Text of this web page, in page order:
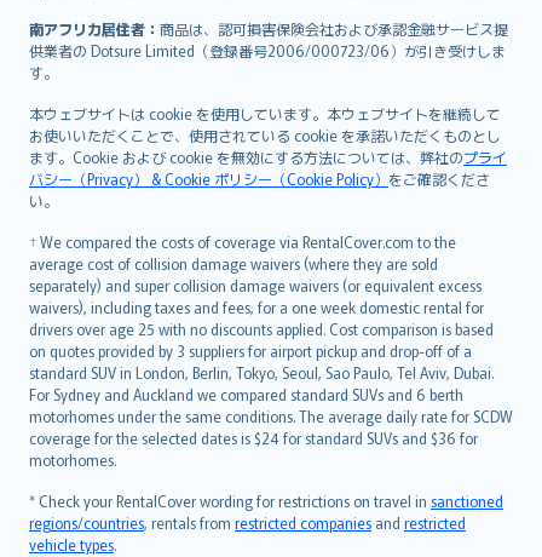
南アフリカ居住者： 商品は、認可損害保険会社および承認金融サービス提
供業者の Dotsure Limited（登録番号2006/000723/06）が引き受けしま
す。
本ウェブサイトは cookie を使用しています。本ウェブサイトを継続して
お使いいただくことで、使用されている cookie を承諾いただくものとし
ます。Cookie および cookie を無効にする方法については、弊社のプライ
バシー（Privacy） & Cookie ポリシー（Cookie Policy） をご確認くださ
い。
† We compared the costs of coverage via RentalCover.com to the
average cost of collision damage waivers (where they are sold
separately) and super collision damage waivers (or equivalent excess
waivers), including taxes and fees, for a one week domestic rental for
drivers over age 25 with no discounts applied. Cost comparison is based
on quotes provided by 3 suppliers for airport pickup and drop-off of a
standard SUV in London, Berlin, Tokyo, Seoul, Sao Paulo, Tel Aviv, Dubai.
For Sydney and Auckland we compared standard SUVs and 6 berth
motorhomes under the same conditions. The average daily rate for SCDW
coverage for the selected dates is $24 for standard SUVs and $36 for
motorhomes.
* Check your RentalCover wording for restrictions on travel in sanctioned
regions/countries, rentals from restricted companies and restricted
vehicle types.